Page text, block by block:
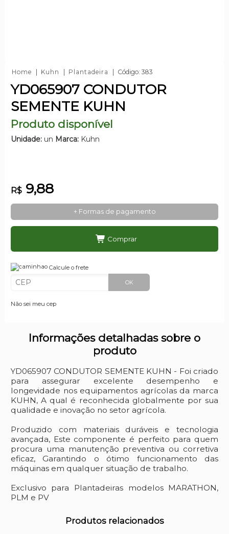
Home Kuhn Plantadeira Código: 383
YD065907 CONDUTOR
SEMENTE KUHN
Produto disponível
Unidade:un Marca:Kuhn
R$9,88
+ Formas de pagamento
Comprar
Calcule o frete
OK
Não sei meu cep
Informações detalhadas sobre o
produto
YD065907 CONDUTOR SEMENTE KUHN - Foi criado
para assegurar excelente desempenho e
longevidade nos equipamentos agrícolas da marca
KUHN, A qual é reconhecida globalmente por sua
qualidade e inovação no setor agrícola.
Produzido com materiais duráveis e tecnologia
avançada, Este componente é perfeito para quem
procura uma manutenção preventiva ou corretiva
eficaz, Garantindo o ótimo funcionamento das
máquinas em qualquer situação de trabalho.
Exclusivo para Plantadeiras modelos MARATHON,
PLM e PV
Produtos relacionados